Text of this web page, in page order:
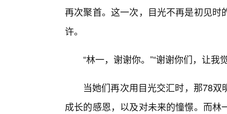
再次聚首。这一次，目光不再是初见
许。
“林一，谢谢你。”“谢谢你们，让我
当她们再次用目光交汇时，那78
成长的感恩，以及对未来的憧憬。而